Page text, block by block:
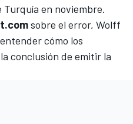
Turquía en noviembre.
sobre el error, Wolff
cómo los
conclusión de emitir la